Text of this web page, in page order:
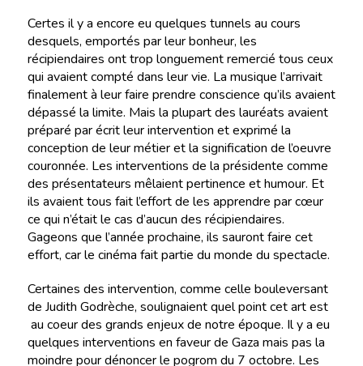
Certes il y a encore eu quelques tunnels au cours
desquels, emportés par leur bonheur, les
récipiendaires ont trop longuement remercié tous ceux
qui avaient compté dans leur vie. La musique l’arrivait
finalement à leur faire prendre conscience qu’ils avaient
dépassé la limite. Mais la plupart des lauréats avaient
préparé par écrit leur intervention et exprimé la
conception de leur métier et la signification de l’oeuvre
couronnée. Les interventions de la présidente comme
des présentateurs mêlaient pertinence et humour. Et
ils avaient tous fait l’effort de les apprendre par cœur
ce qui n’était le cas d’aucun des récipiendaires.
Gageons que l’année prochaine, ils sauront faire cet
effort, car le cinéma fait partie du monde du spectacle.
Certaines des intervention, comme celle bouleversant
de Judith Godrèche, soulignaient quel point cet art est
au coeur des grands enjeux de notre époque. Il y a eu
quelques interventions en faveur de Gaza mais pas la
moindre pour dénoncer le pogrom du 7 octobre. Les